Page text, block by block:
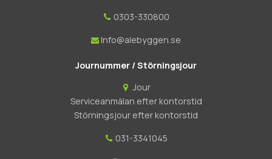
0303-330800
Info@alebyggen.se
Journummer / Störningsjour
Jour
Serviceanmälan efter kontorstid
Störningsjour efter kontorstid
031-3341045